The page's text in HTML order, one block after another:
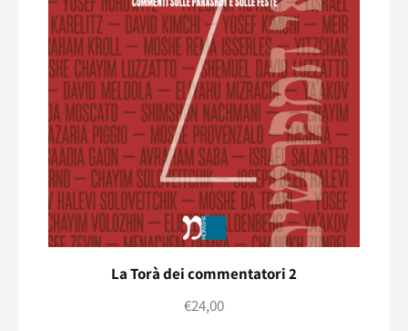
La Torà dei commentatori 2
€24,00